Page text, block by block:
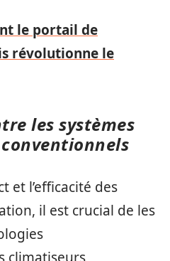
le portail de
révolutionne le
les systèmes
et l’efficacité des
il est crucial de les